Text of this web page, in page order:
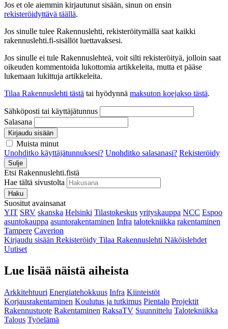
Jos et ole aiemmin kirjautunut sisään, sinun on ensin
rekisteröidyttävä täällä.
Jos sinulle tulee Rakennuslehti, rekisteröitymällä saat kaikki
rakennuslehti.fi-sisällöt luettavaksesi.
Jos sinulle ei tule Rakennuslehteä, voit silti rekisteröityä, jolloin saat
oikeuden kommentoida lukottomia artikkeleita, mutta et pääse
lukemaan lukittuja artikkeleita.
Tilaa Rakennuslehti tästä tai hyödynnä maksuton koejakso tästä.
Sähköposti tai käyttäjätunnus
Salasana
Kirjaudu sisään
Muista minut
Unohditko käyttäjätunnuksesi? Unohditko salasanasi? Rekisteröidy
Sulje
Etsi Rakennuslehti.fistä
Hae tältä sivustolta
Haku
Suositut avainsanat
YIT SRV skanska Helsinki Tilastokeskus yrityskauppa NCC Espoo
asuntokauppa asuntorakentaminen Infra talotekniikka rakentaminen
Tampere Caverion
Kirjaudu sisään Rekisteröidy Tilaa Rakennuslehti Näköislehdet
Uutiset
Lue lisää näistä aiheista
Arkkitehtuuri Energiatehokkuus Infra Kiinteistöt
Korjausrakentaminen Koulutus ja tutkimus Pientalo Projektit
Rakennustuote Rakentaminen RaksaTV Suunnittelu Talotekniikka
Talous Työelämä